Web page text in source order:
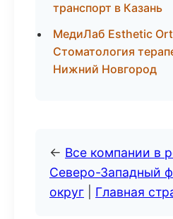
транспорт в Казань
МедиЛаб Esthetic
Стоматология
Нижний Новгород
← Все компании в
Северо-Западный
округ
Главная